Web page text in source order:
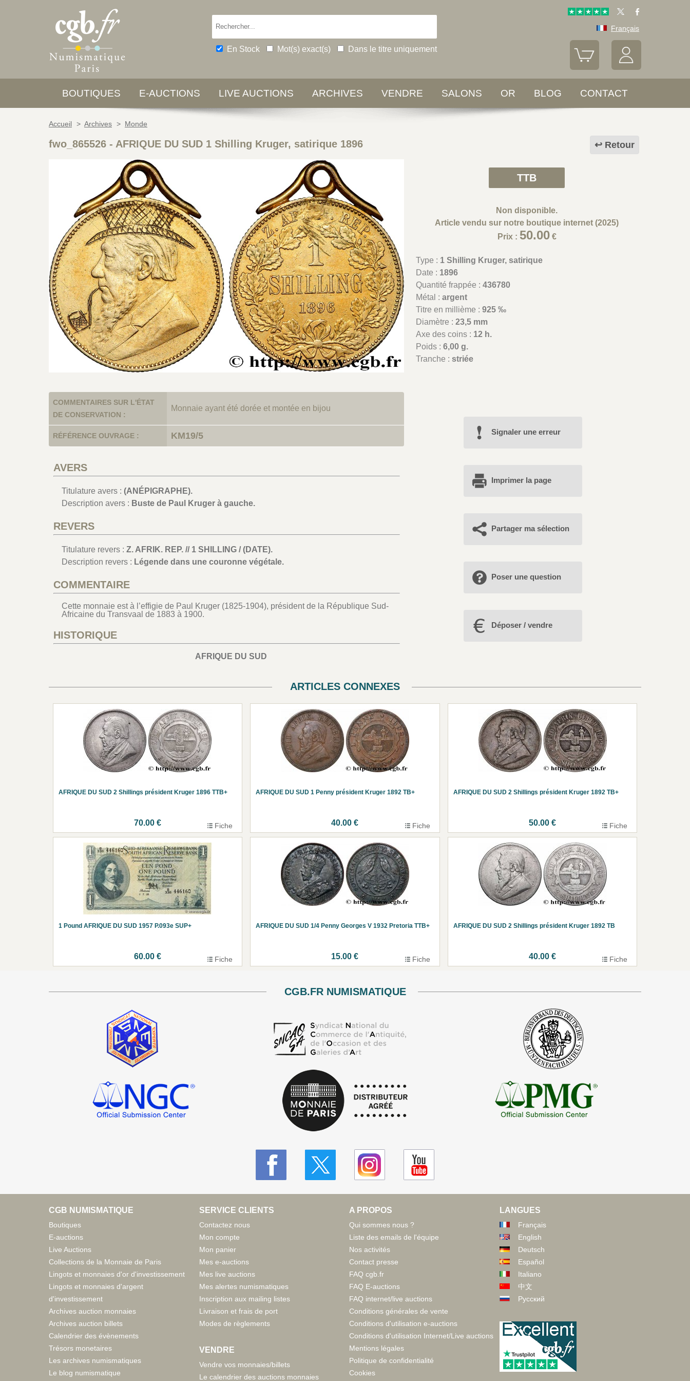
En Stock Mot(s) exact(s) Dans le titre uniquement
Français
BOUTIQUES E-AUCTIONS LIVE AUCTIONS ARCHIVES VENDRE SALONS OR BLOG CONTACT
Accueil > Archives > Monde
Retour
fwo_865526 - AFRIQUE DU SUD 1 Shilling Kruger, satirique 1896
TTB
Non disponible.
Article vendu sur notre boutique internet (2025)
Prix : 50.00€
Type : 1 Shilling Kruger, satirique
Date : 1896
Quantité frappée :436780
Métal :argent
Titre en millième :925 ‰
Diamètre :23,5 mm
Axe des coins : 12 h.
Poids :6,00 g.
Tranche :striée
COMMENTAIRES SUR L'ÉTAT
DE CONSERVATION :
Monnaie ayant été dorée et montée en bijou
RÉFÉRENCE OUVRAGE : KM19/5
AVERS
Titulature avers : (ANÉPIGRAPHE).
Description avers : Buste de Paul Kruger à gauche.
REVERS
Titulature revers : Z. AFRIK. REP. // 1 SHILLING / (DATE).
Description revers : Légende dans une couronne végétale.
COMMENTAIRE
Cette monnaie est à l’effigie de Paul Kruger (1825-1904), président de la République Sud-
Africaine du Transvaal de 1883 à 1900.
HISTORIQUE
AFRIQUE DU SUD
Signaler une erreur
Imprimer la page
Partager ma sélection
Poser une question
Déposer / vendre
ARTICLES CONNEXES
AFRIQUE DU SUD 2 Shillings président Kruger 1896 TTB+
70.00 € Fiche
AFRIQUE DU SUD 1 Penny président Kruger 1892 TB+
40.00 € Fiche
AFRIQUE DU SUD 2 Shillings président Kruger 1892 TB+
50.00 € Fiche
1 Pound AFRIQUE DU SUD 1957 P.093e SUP+
60.00 € Fiche
AFRIQUE DU SUD 1/4 Penny Georges V 1932 Pretoria TTB+
15.00 € Fiche
AFRIQUE DU SUD 2 Shillings président Kruger 1892 TB
40.00 € Fiche
CGB.FR NUMISMATIQUE
CGB NUMISMATIQUE
Boutiques
E-auctions
Live Auctions
Collections de la Monnaie de Paris
Lingots et monnaies d'or d'investissement
Lingots et monnaies d'argent
d'investissement
Archives auction monnaies
Archives auction billets
Calendrier des évènements
Trésors monetaires
Les archives numismatiques
Le blog numismatique
SERVICE CLIENTS
Contactez nous
Mon compte
Mon panier
Mes e-auctions
Mes live auctions
Mes alertes numismatiques
Inscription aux mailing listes
Livraison et frais de port
Modes de règlements
VENDRE
Vendre vos monnaies/billets
Le calendrier des auctions monnaies
A PROPOS
Qui sommes nous ?
Liste des emails de l'équipe
Nos activités
Contact presse
FAQ cgb.fr
FAQ E-auctions
FAQ internet/live auctions
Conditions générales de vente
Conditions d'utilisation e-auctions
Conditions d'utilisation Internet/Live auctions
Mentions légales
Politique de confidentialité
Cookies
LANGUES
Français
English
Deutsch
Español
Italiano
中文
Русский